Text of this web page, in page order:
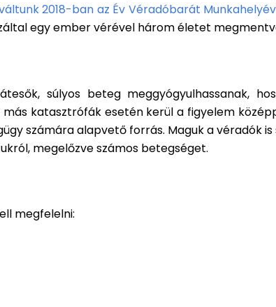
2018-ban az Év Véradóbarát
egy ember vérével három életet
súlyos beteg meggyógyulhassanak,
katasztrófák esetén kerül a figyelem
számára alapvető forrás. Maguk a véradók
megelőzve számos betegséget.
megfelelni: